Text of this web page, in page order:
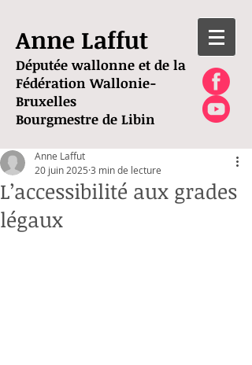
Anne Laffut
Députée wallonne et de la
Fédération Wallonie-
Bruxelles
Bourgmestre de Libin
L’accessibilité aux grades
légaux
Anne Laffut
20 juin 2025 3 min de lecture